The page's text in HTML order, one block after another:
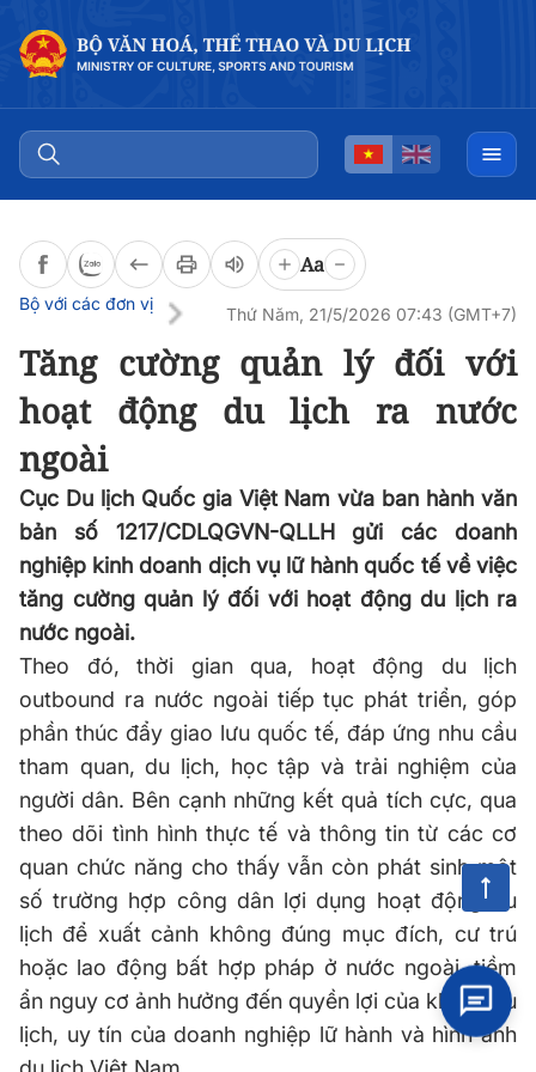
Aa
Bộ với các đơn vị
Thứ Năm, 21/5/2026 07:43 (GMT+7)
Tăng cường quản lý đối với
hoạt động du lịch ra nước
ngoài
Cục Du lịch Quốc gia Việt Nam vừa ban hành văn
bản số 1217/CDLQGVN-QLLH gửi các doanh
nghiệp kinh doanh dịch vụ lữ hành quốc tế về việc
tăng cường quản lý đối với hoạt động du lịch ra
nước ngoài.
Theo đó, thời gian qua, hoạt động du lịch
outbound ra nước ngoài tiếp tục phát triển, góp
phần thúc đẩy giao lưu quốc tế, đáp ứng nhu cầu
tham quan, du lịch, học tập và trải nghiệm của
người dân. Bên cạnh những kết quả tích cực, qua
theo dõi tình hình thực tế và thông tin từ các cơ
quan chức năng cho thấy vẫn còn phát sinh một
số trường hợp công dân lợi dụng hoạt động du
lịch để xuất cảnh không đúng mục đích, cư trú
hoặc lao động bất hợp pháp ở nước ngoài, tiềm
ẩn nguy cơ ảnh hưởng đến quyền lợi của khách du
lịch, uy tín của doanh nghiệp lữ hành và hình ảnh
Đọc bài